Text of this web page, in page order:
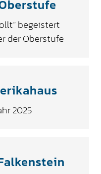
begeistert
der Oberstufe
2025